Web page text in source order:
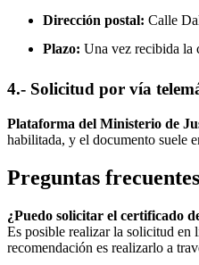
Dirección postal: Calle
Plazo: Una vez recibida la
4.- Solicitud por vía
Plataforma del Ministerio de
habilitada, y el documento suele
Preguntas
¿Puedo solicitar el certificado
Es posible realizar la solicitud en
recomendación es realizarlo a